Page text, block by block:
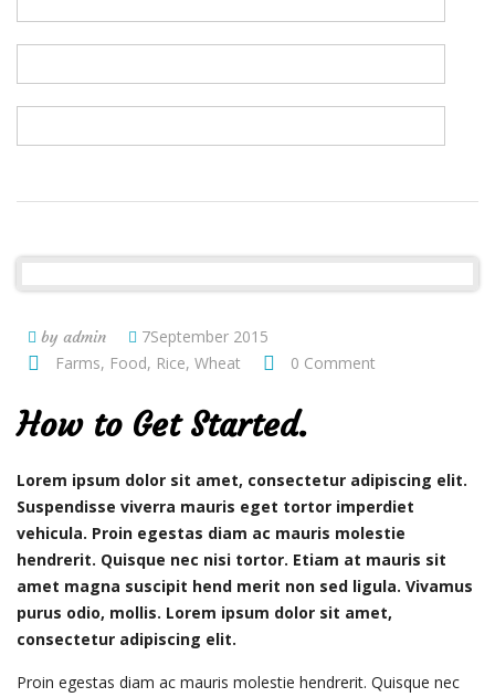
by admin
7September 2015
Farms, Food, Rice, Wheat 0 Comment
How to Get Started.
Lorem ipsum dolor sit amet, consectetur adipiscing elit.
Suspendisse viverra mauris eget tortor imperdiet
vehicula. Proin egestas diam ac mauris molestie
hendrerit. Quisque nec nisi tortor. Etiam at mauris sit
amet magna suscipit hend merit non sed ligula. Vivamus
purus odio, mollis. Lorem ipsum dolor sit amet,
consectetur adipiscing elit.
Proin egestas diam ac mauris molestie hendrerit. Quisque nec